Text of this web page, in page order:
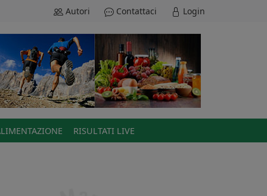
Autori Contattaci Login
RISULTATI LIVE